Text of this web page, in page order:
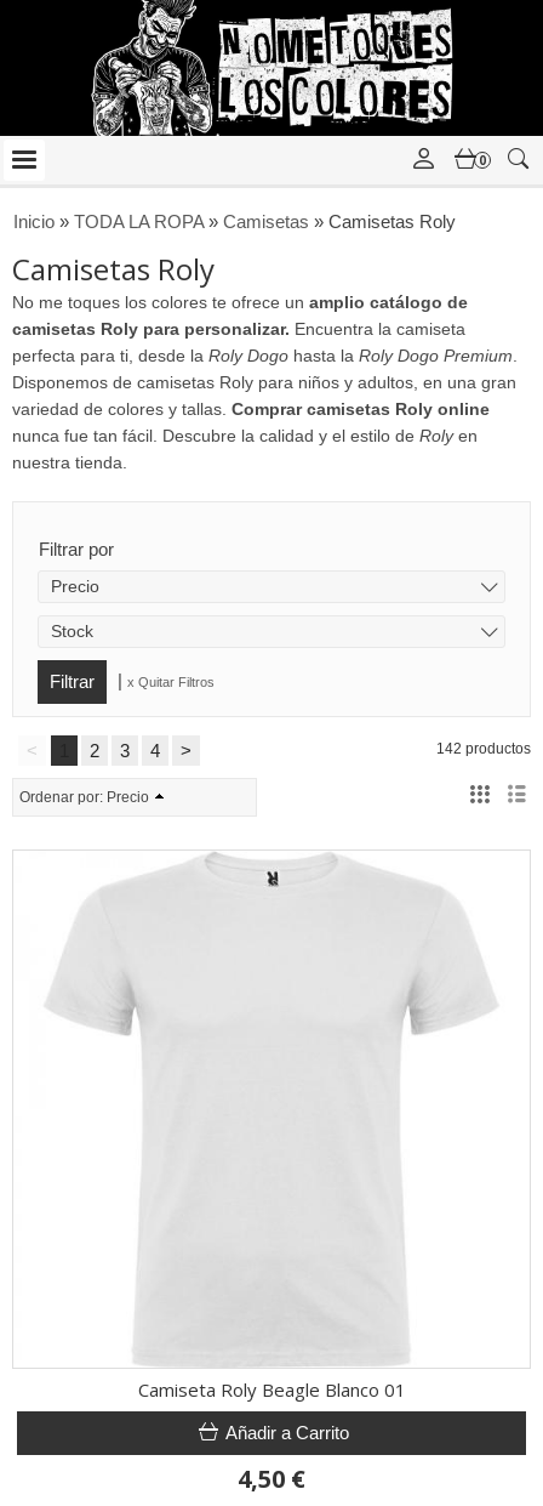
0
Inicio » TODA LA ROPA» Camisetas » Camisetas Roly
Camisetas Roly
No me toques los colores te ofrece un amplio catálogo de
camisetas Roly para personalizar. Encuentra la camiseta
perfecta para ti, desde la Roly Dogo hasta la Roly Dogo Premium.
Disponemos de camisetas Roly para niños y adultos, en una gran
variedad de colores y tallas. Comprar camisetas Roly online
nunca fue tan fácil. Descubre la calidad y el estilo de Rolyen
nuestra tienda.
Filtrar por
Precio
Stock
| x Quitar Filtros
< 2 3 4 > 142 productos
Ordenar por: Precio
Camiseta Roly Beagle Blanco 01
Añadir a Carrito
4,50 €